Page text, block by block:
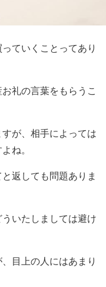
ていくことってあり
礼の言葉をもらうこ
が、相手によっては
ね。
返しても問題ありま
いたしましては避け
目上の人にはあまり